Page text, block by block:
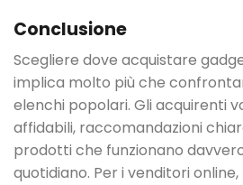
Conclusione
Scegliere dove acquistare
implica molto più che
elenchi popolari. Gli acquirenti
affidabili, raccomandazioni
prodotti che funzionano
quotidiano. Per i venditori